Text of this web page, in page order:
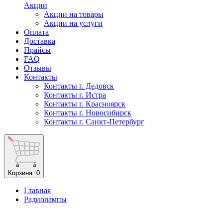
Акции
Акции на товары
Акции на услуги
Оплата
Доставка
Прайсы
FAQ
Отзывы
Контакты
Контакты г. Дедовск
Контакты г. Истра
Контакты г. Красноярск
Контакты г. Новосибирск
Контакты г. Санкт-Петербург
Корзина: 0
Главная
Радиолампы